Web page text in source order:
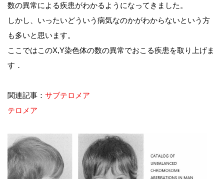
数の異常による疾患がわかるようになってきました。
しかし、いったいどういう病気なのかがわからないという方
も多いと思います。
ここではこのX,Y染色体の数の異常でおこる疾患を取り上げま
す．
関連記事： サブテロメア
テロメア